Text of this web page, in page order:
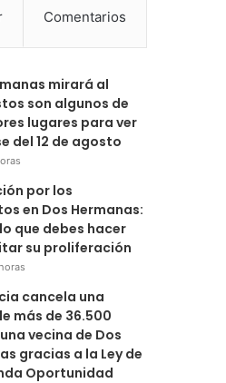
Comentarios
mirará al
son algunos de
lugares para ver
del 12 de agosto
por los
en Dos Hermanas:
que debes hacer
su proliferación
cancela una
más de 36.500
vecina de Dos
gracias a la Ley de
Oportunidad